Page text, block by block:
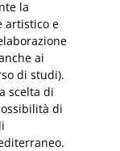
la
artistico e
ai
di studi).
scelta di
di